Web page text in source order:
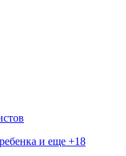
и еще +18